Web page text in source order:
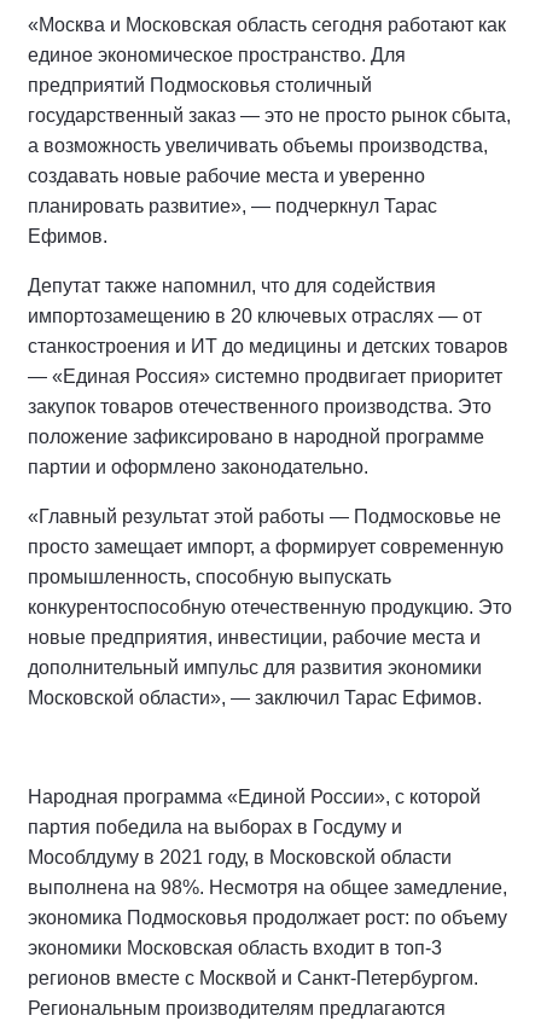
«Москва и Московская область сегодня работают как
единое экономическое пространство. Для
предприятий Подмосковья столичный
государственный заказ — это не просто рынок сбыта,
а возможность увеличивать объемы производства,
создавать новые рабочие места и уверенно
планировать развитие», — подчеркнул Тарас
Ефимов.
Депутат также напомнил, что для содействия
импортозамещению в 20 ключевых отраслях — от
станкостроения и ИТ до медицины и детских товаров
— «Единая Россия» системно продвигает приоритет
закупок товаров отечественного производства. Это
положение зафиксировано в народной программе
партии и оформлено законодательно.
«Главный результат этой работы — Подмосковье не
просто замещает импорт, а формирует современную
промышленность, способную выпускать
конкурентоспособную отечественную продукцию. Это
новые предприятия, инвестиции, рабочие места и
дополнительный импульс для развития экономики
Московской области», — заключил Тарас Ефимов.
Народная программа «Единой России», с которой
партия победила на выборах в Госдуму и
Мособлдуму в 2021 году, в Московской области
выполнена на 98%. Несмотря на общее замедление,
экономика Подмосковья продолжает рост: по объему
экономики Московская область входит в топ-3
регионов вместе с Москвой и Санкт-Петербургом.
Региональным производителям предлагаются